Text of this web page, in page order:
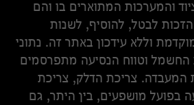
והמערכות המתוארים בו והם
לבטל, להוסיף, לשנות
וללא עידכון באתר זה. נתוני
החשמל וטווח הנסיעה מתפרסמים
המעבדה. צריכת הדלק, צריכת
בפועל מושפעים, בין היתר, גם